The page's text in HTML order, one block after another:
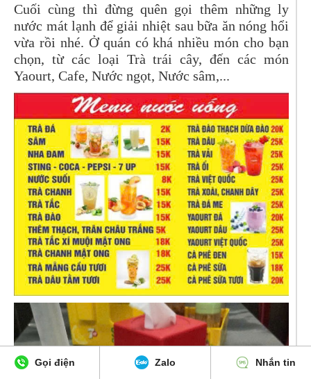
Cuối cùng thì đừng quên gọi thêm những ly
nước mát lạnh để giải nhiệt sau bữa ăn nóng hổi
vừa rồi nhé. Ở quán có khá nhiều món cho bạn
chọn, từ các loại Trà trái cây, đến các món
Yaourt, Cafe, Nước ngọt, Nước sâm,...
Gọi điện Zalo Nhắn tin